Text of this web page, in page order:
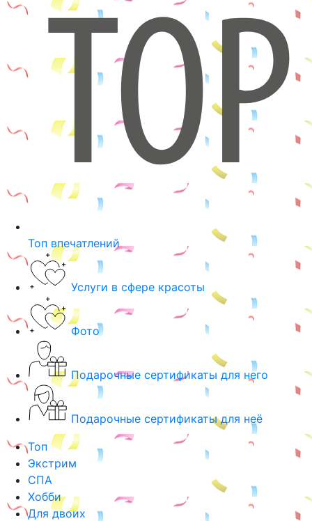
Топ впечатлений
Услуги в сфере красоты
Фото
Подарочные сертификаты для него
Подарочные сертификаты для неё
Топ
Экстрим
СПА
Хобби
Для двоих